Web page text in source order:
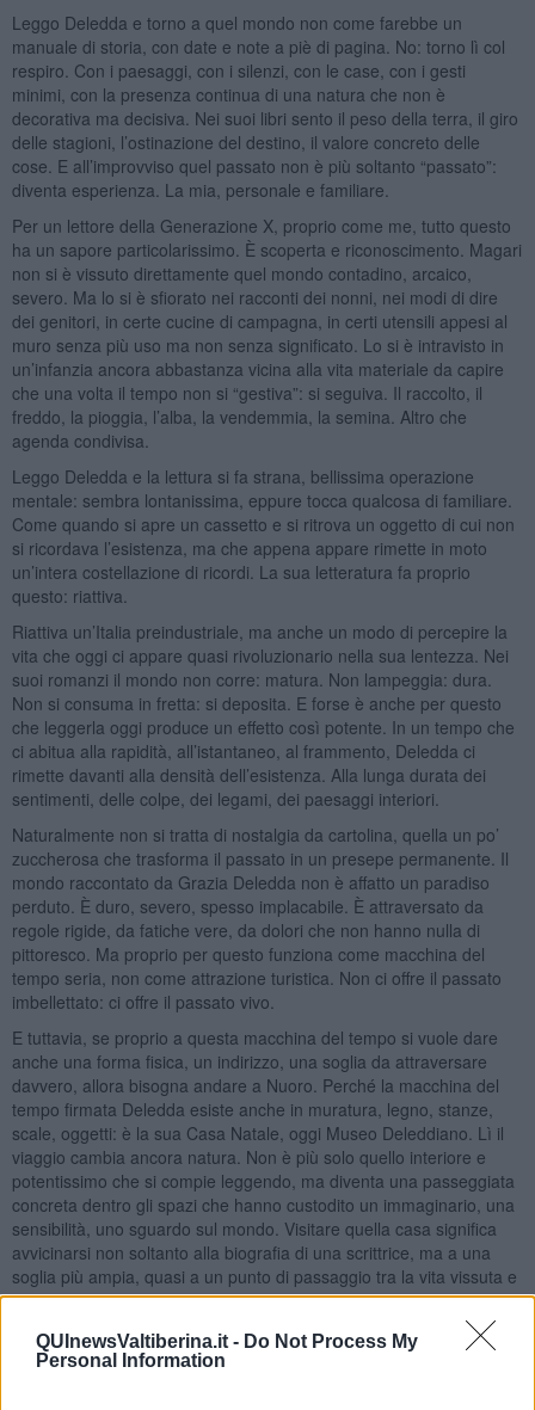
QUInewsValtiberina.it - Do Not Process My
Personal Information
Leggo Deledda e torno a quel mondo non come farebbe un
manuale di storia, con date e note a piè di pagina. No: torno lì col
respiro. Con i paesaggi, con i silenzi, con le case, con i gesti
minimi, con la presenza continua di una natura che non è
decorativa ma decisiva. Nei suoi libri sento il peso della terra, il giro
delle stagioni, l’ostinazione del destino, il valore concreto delle
cose. E all’improvviso quel passato non è più soltanto “passato”:
diventa esperienza. La mia, personale e familiare.
Per un lettore della Generazione X, proprio come me, tutto questo
ha un sapore particolarissimo. È scoperta e riconoscimento. Magari
non si è vissuto direttamente quel mondo contadino, arcaico,
severo. Ma lo si è sfiorato nei racconti dei nonni, nei modi di dire
dei genitori, in certe cucine di campagna, in certi utensili appesi al
muro senza più uso ma non senza significato. Lo si è intravisto in
un’infanzia ancora abbastanza vicina alla vita materiale da capire
che una volta il tempo non si “gestiva”: si seguiva. Il raccolto, il
freddo, la pioggia, l’alba, la vendemmia, la semina. Altro che
agenda condivisa.
Leggo Deledda e la lettura si fa strana, bellissima operazione
mentale: sembra lontanissima, eppure tocca qualcosa di familiare.
Come quando si apre un cassetto e si ritrova un oggetto di cui non
si ricordava l’esistenza, ma che appena appare rimette in moto
un’intera costellazione di ricordi. La sua letteratura fa proprio
questo: riattiva.
Riattiva un’Italia preindustriale, ma anche un modo di percepire la
vita che oggi ci appare quasi rivoluzionario nella sua lentezza. Nei
suoi romanzi il mondo non corre: matura. Non lampeggia: dura.
Non si consuma in fretta: si deposita. E forse è anche per questo
che leggerla oggi produce un effetto così potente. In un tempo che
ci abitua alla rapidità, all’istantaneo, al frammento, Deledda ci
rimette davanti alla densità dell’esistenza. Alla lunga durata dei
sentimenti, delle colpe, dei legami, dei paesaggi interiori.
Naturalmente non si tratta di nostalgia da cartolina, quella un po’
zuccherosa che trasforma il passato in un presepe permanente. Il
mondo raccontato da Grazia Deledda non è affatto un paradiso
perduto. È duro, severo, spesso implacabile. È attraversato da
regole rigide, da fatiche vere, da dolori che non hanno nulla di
pittoresco. Ma proprio per questo funziona come macchina del
tempo seria, non come attrazione turistica. Non ci offre il passato
imbellettato: ci offre il passato vivo.
E tuttavia, se proprio a questa macchina del tempo si vuole dare
anche una forma fisica, un indirizzo, una soglia da attraversare
davvero, allora bisogna andare a Nuoro. Perché la macchina del
tempo firmata Deledda esiste anche in muratura, legno, stanze,
scale, oggetti: è la sua Casa Natale, oggi Museo Deleddiano. Lì il
viaggio cambia ancora natura. Non è più solo quello interiore e
potentissimo che si compie leggendo, ma diventa una passeggiata
concreta dentro gli spazi che hanno custodito un immaginario, una
sensibilità, uno sguardo sul mondo. Visitare quella casa significa
avvicinarsi non soltanto alla biografia di una scrittrice, ma a una
soglia più ampia, quasi a un punto di passaggio tra la vita vissuta e
la vita raccontata.
Ed è forse questo l’aspetto più bello: la Casa Natale non chiude
Deledda dentro quattro mura, semmai fa il contrario. Le mura